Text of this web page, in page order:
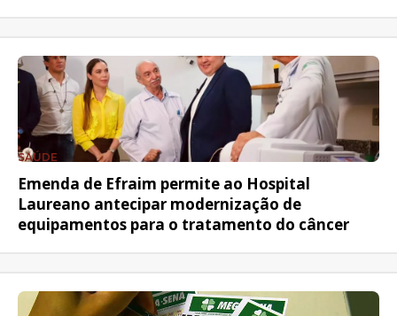
SAÚDE
Emenda de Efraim permite ao Hospital
Laureano antecipar modernização de
equipamentos para o tratamento do câncer